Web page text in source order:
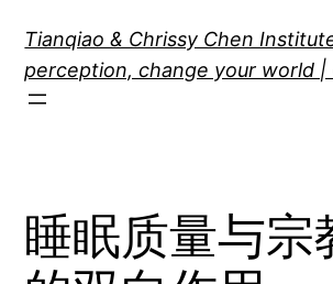
content
Tianqiao & Chrissy Chen
perception, change your world |
睡眠质量与宗